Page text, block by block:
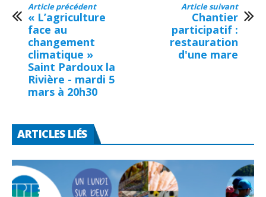
Article précédent
« L’agriculture
face au
changement
climatique »
Saint Pardoux la
Rivière - mardi 5
mars à 20h30
Article suivant
Chantier
participatif :
restauration
d'une mare
ARTICLES LIÉS